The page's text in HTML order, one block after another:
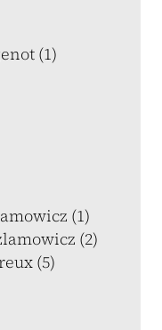
(1)
(1)
(2)
(5)